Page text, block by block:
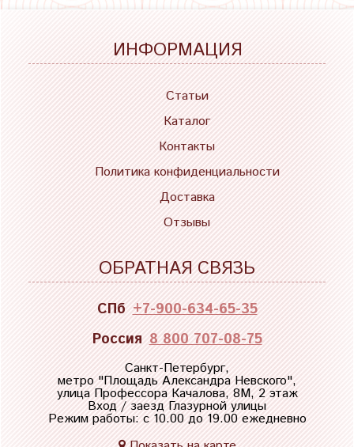
ИНФОРМАЦИЯ
Статьи
Каталог
Контакты
Политика конфиденциальности
Доставка
Отзывы
ОБРАТНАЯ СВЯЗЬ
СПб +7-900-634-65-35
Россия 8 800 707-08-75
Санкт-Петербург,
метро "Площадь Александра Невского",
улица Профессора Качалова, 8М, 2 этаж
Вход / заезд Глазурной улицы
Режим работы: с 10.00 до 19.00 ежедневно